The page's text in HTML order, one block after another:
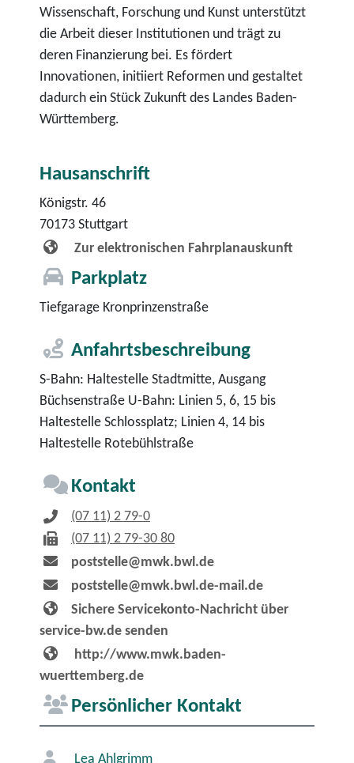
Wissenschaft, Forschung und Kunst unterstützt
die Arbeit dieser Institutionen und trägt zu
deren Finanzierung bei. Es fördert
Innovationen, initiiert Reformen und gestaltet
dadurch ein Stück Zukunft des Landes Baden-
Württemberg.
Hausanschrift
Königstr. 46
70173 Stuttgart
Zur elektronischen Fahrplanauskunft
Parkplatz
Tiefgarage Kronprinzenstraße
Anfahrtsbeschreibung
S-Bahn: Haltestelle Stadtmitte, Ausgang
Büchsenstraße U-Bahn: Linien 5, 6, 15 bis
Haltestelle Schlossplatz; Linien 4, 14 bis
Haltestelle Rotebühlstraße
Kontakt
(07 11) 2 79-0
(07 11) 2 79-30 80
poststelle@mwk.bwl.de
poststelle@mwk.bwl.de-mail.de
Sichere Servicekonto-Nachricht über
service-bw.de senden
http://www.mwk.baden-
wuerttemberg.de
Persönlicher Kontakt
Lea Ahlgrimm